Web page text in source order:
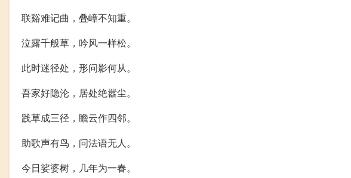
联谿难记曲，叠嶂不知重。
泣露千般草，吟风一样松。
此时迷径处，形问影何从。
吾家好隐沦，居处绝嚣尘。
践草成三径，瞻云作四邻。
助歌声有鸟，问法语无人。
今日娑婆树，几年为一春。